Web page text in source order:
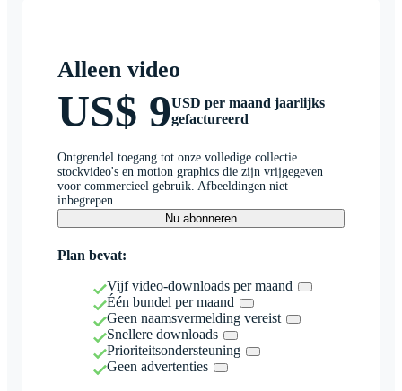
Alleen video
US$ 9USD per maand jaarlijks
gefactureerd
Ontgrendel toegang tot onze volledige collectie
stockvideo's en motion graphics die zijn vrijgegeven
voor commercieel gebruik. Afbeeldingen niet
inbegrepen.
Nu abonneren
Plan bevat:
Vijf video-downloads per maand
Één bundel per maand
Geen naamsvermelding vereist
Snellere downloads
Prioriteitsondersteuning
Geen advertenties